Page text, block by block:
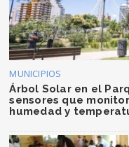
MUNICIPIOS
Árbol Solar en el
sensores que
humedad y